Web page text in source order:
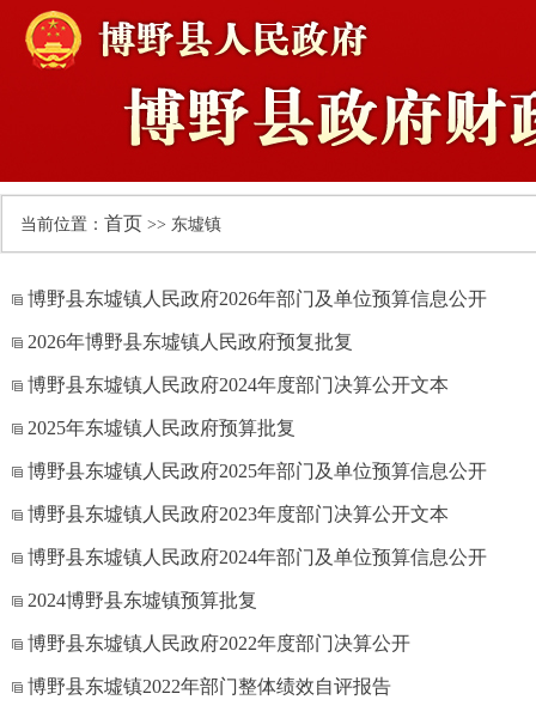
当前位置： 首页 >> 东墟镇
博野县东墟镇人民政府2026年部门及单位预算信息公开
2026年博野县东墟镇人民政府预复批复
博野县东墟镇人民政府2024年度部门决算公开文本
2025年东墟镇人民政府预算批复
博野县东墟镇人民政府2025年部门及单位预算信息公开
博野县东墟镇人民政府2023年度部门决算公开文本
博野县东墟镇人民政府2024年部门及单位预算信息公开
2024博野县东墟镇预算批复
博野县东墟镇人民政府2022年度部门决算公开
博野县东墟镇2022年部门整体绩效自评报告